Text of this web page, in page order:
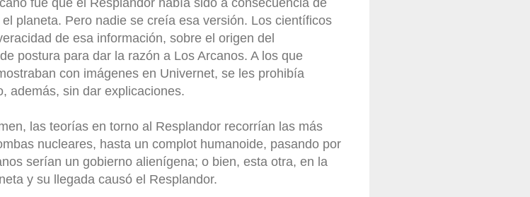
planeta. Pero nadie se creía esa versión. Los científicos
de esa información, sobre el origen del
postura para dar la razón a Los Arcanos. A los que
con imágenes en Univernet, se les prohibía
además, sin dar explicaciones.
las teorías en torno al Resplandor recorrían las más
nucleares, hasta un complot humanoide, pasando por
serían un gobierno alienígena; o bien, esta otra, en la
y su llegada causó el Resplandor.